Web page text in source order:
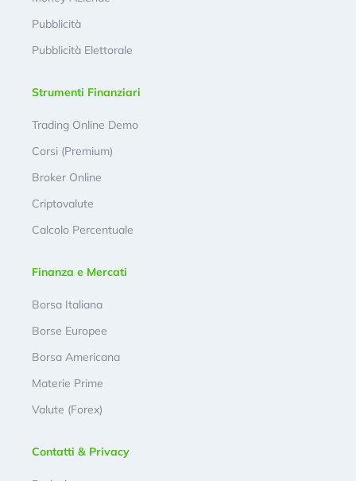
Pubblicità
Pubblicità Elettorale
Strumenti Finanziari
Trading Online Demo
Corsi (Premium)
Broker Online
Criptovalute
Calcolo Percentuale
Finanza e Mercati
Borsa Italiana
Borse Europee
Borsa Americana
Materie Prime
Valute (Forex)
Contatti & Privacy